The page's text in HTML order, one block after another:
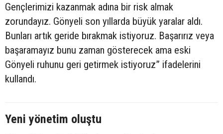
Gençlerimizi kazanmak adına bir risk almak
zorundayız. Gönyeli son yıllarda büyük yaralar aldı.
Bunları artık geride bırakmak istiyoruz. Başarırız veya
başaramayız bunu zaman gösterecek ama eski
Gönyeli ruhunu geri getirmek istiyoruz” ifadelerini
kullandı.
Yeni yönetim oluştu